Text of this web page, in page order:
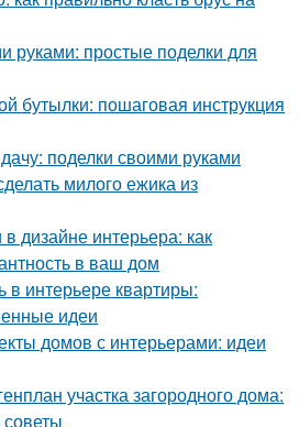
руками: простые поделки для
бутылки: пошаговая инструкция
поделки своими руками
милого ежика из
дизайне интерьера: как
в ваш дом
в интерьере квартиры:
идеи
домов с интерьерами: идеи
участка загородного дома: